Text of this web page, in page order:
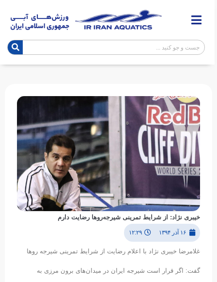
خیبری نژاد: از شرایط تمرینی شیرجه‌روها رضایت دارم
۱۶ آذر ۱۳۹۴ ۱۲:۲۹
غلامرضا خیبری نژاد با اعلام رضایت از شرایط تمرینی شیرجه روها
گفت: اگر قرار است شیرجه ایران در میدان‌های برون مرزی به